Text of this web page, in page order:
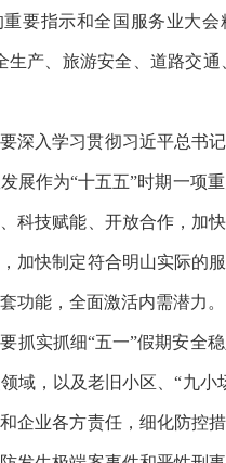
要指示和全国服务业大
生产、旅游安全、道路交
深入学习贯彻习近平总书
展作为“十五五”时期一项
科技赋能、开放合作，加
加快制定符合明山实际的
功能，全面激活内需潜力。
抓实抓细“五一”假期安全
域，以及老旧小区、“九
企业各方责任，细化防控